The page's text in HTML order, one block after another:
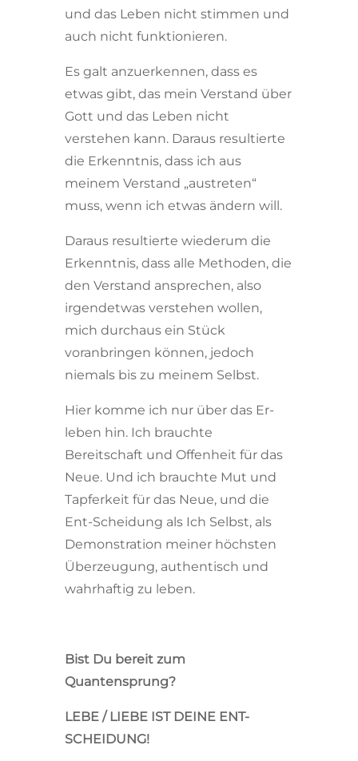
und das Leben nicht stimmen und
auch nicht funktionieren.
Es galt anzuerkennen, dass es
etwas gibt, das mein Verstand über
Gott und das Leben nicht
verstehen kann. Daraus resultierte
die Erkenntnis, dass ich aus
meinem Verstand „austreten“
muss, wenn ich etwas ändern will.
Daraus resultierte wiederum die
Erkenntnis, dass alle Methoden, die
den Verstand ansprechen, also
irgendetwas verstehen wollen,
mich durchaus ein Stück
voranbringen können, jedoch
niemals bis zu meinem Selbst.
Hier komme ich nur über das Er-
leben hin. Ich brauchte
Bereitschaft und Offenheit für das
Neue. Und ich brauchte Mut und
Tapferkeit für das Neue, und die
Ent-Scheidung als Ich Selbst, als
Demonstration meiner höchsten
Überzeugung, authentisch und
wahrhaftig zu leben.
Bist Du bereit zum
Quantensprung?
LEBE / LIEBE IST DEINE ENT-
SCHEIDUNG!